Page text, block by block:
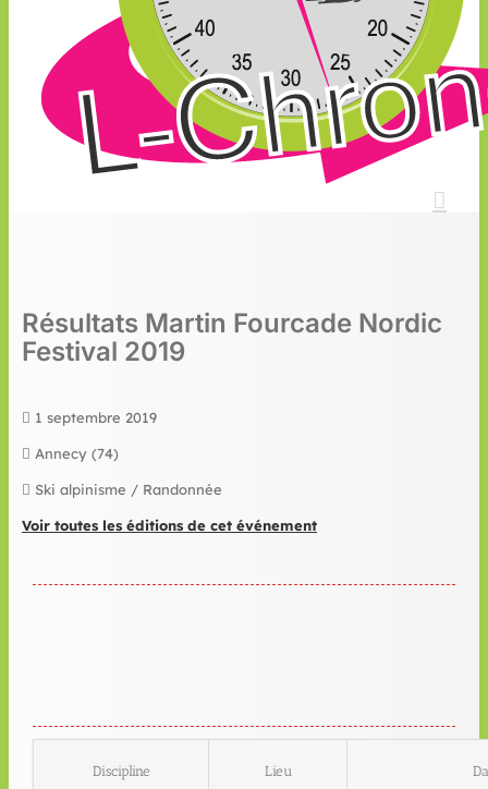
Résultats Martin Fourcade Nordic
Festival 2019
1 septembre 2019
Annecy (74)
Ski alpinisme / Randonnée
Voir toutes les éditions de cet événement
Discipline Lieu